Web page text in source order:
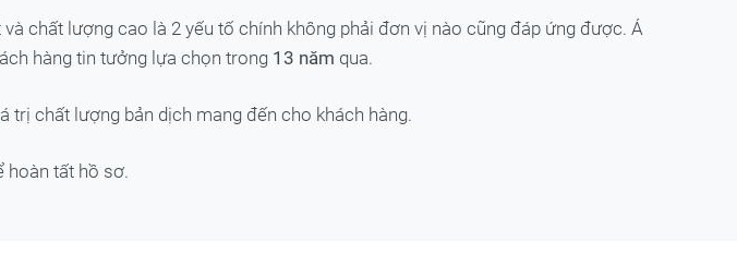
chất lượng cao là 2 yếu tố chính không phải đơn vị nào cũng đáp ứng được. Á
hàng tin tưởng lựa chọn trong 13 năm qua.
trị chất lượng bản dịch mang đến cho khách hàng.
hoàn tất hồ sơ.